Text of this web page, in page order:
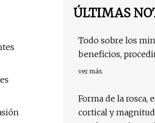
ÚLTIMAS
Todo sobre los
beneficios,
ver más
Forma de la rosca,
cortical y